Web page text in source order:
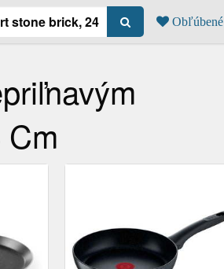
Obľúbené